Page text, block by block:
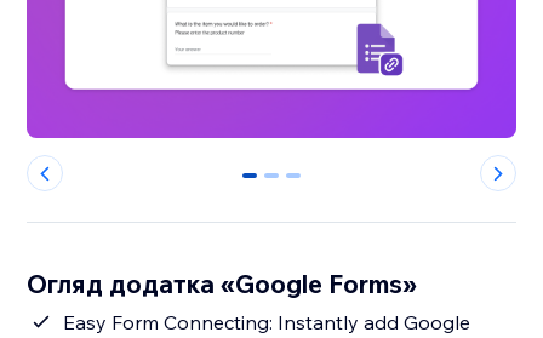
0 1 2
Огляд додатка «Google Forms»
Easy Form Connecting: Instantly add Google